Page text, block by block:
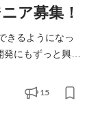
ア募集！
きるようになっ
にもずっと興味
向き合い、シス
15